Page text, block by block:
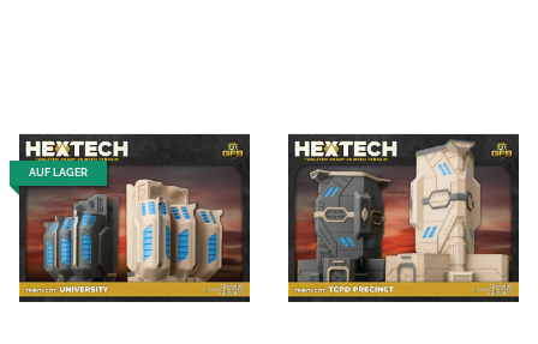
AUF LAGER